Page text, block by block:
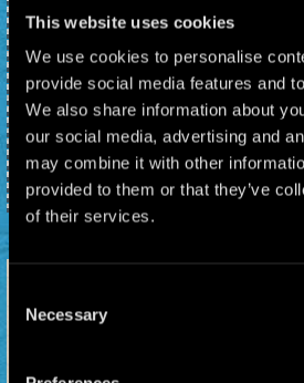
This website uses cookies
We use cookies to personalise
provide social media features and
We also share information about
our social media, advertising and
may combine it with other
provided to them or that they’ve
of their services.
Selection
Necessary
Minha Galera…
Argentina!!!! Gracias
vídeo!!! #coronacactus #
paseandoperros
RamiroAbrevaya
@ramiroabrevaya
“Merry Blues” (